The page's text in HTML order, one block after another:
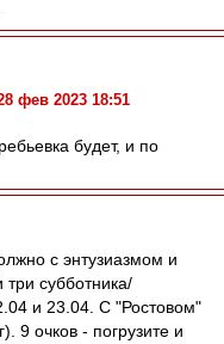
фев 2023 18:51
будет, и по
с энтузиазмом и
субботника/
и 23.04. С "Ростовом"
9 очков - погрузите и